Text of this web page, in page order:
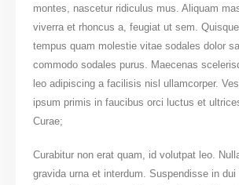
montes, nascetur ridiculus mus. Aliquam
viverra et rhoncus a, feugiat ut sem.
tempus quam molestie vitae sodales dolor
commodo sodales purus. Maecenas
leo adipiscing a facilisis nisl ullamcorper.
ipsum primis in faucibus orci luctus et
Curae;
Curabitur non erat quam, id volutpat leo.
gravida urna et interdum. Suspendisse in dui